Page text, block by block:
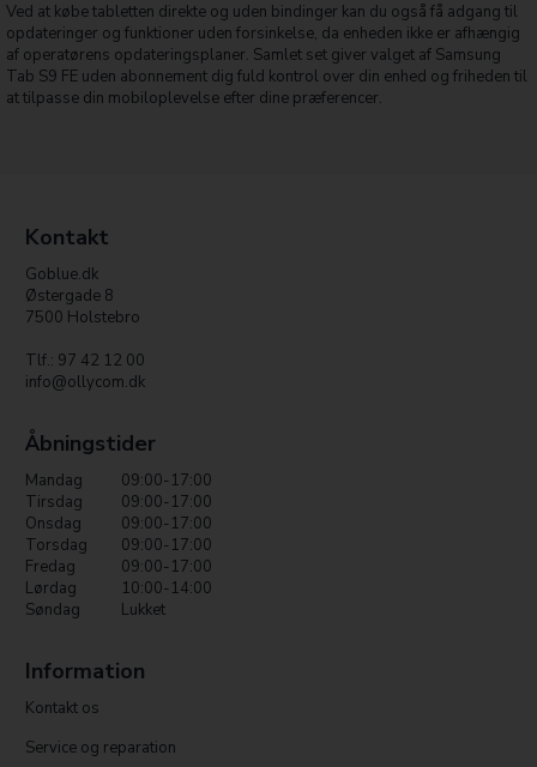
Ved at købe tabletten direkte og uden bindinger kan du også få adgang til
opdateringer og funktioner uden forsinkelse, da enheden ikke er afhængig
af operatørens opdateringsplaner. Samlet set giver valget af Samsung
Tab S9 FE uden abonnement dig fuld kontrol over din enhed og friheden til
at tilpasse din mobiloplevelse efter dine præferencer.
Kontakt
Goblue.dk
Østergade 8
7500 Holstebro
Tlf.: 97 42 12 00
info@ollycom.dk
Åbningstider
Mandag
09:00-17:00
Tirsdag
09:00-17:00
Onsdag
09:00-17:00
Torsdag
09:00-17:00
Fredag
09:00-17:00
Lørdag
10:00-14:00
Søndag
Lukket
Information
Kontakt os
Service og reparation